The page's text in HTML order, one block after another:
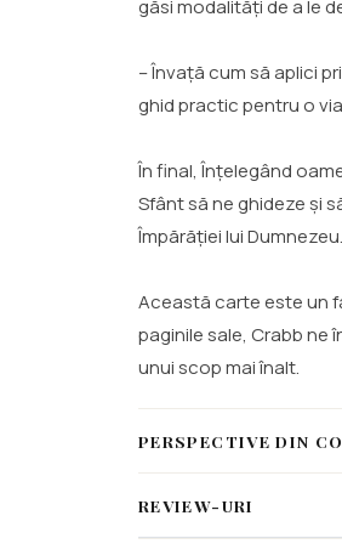
găsi modalități de a le
– Învață cum să aplici
ghid practic pentru o
În final, Înțelegând
Sfânt să ne ghideze și
Împărăției lui
Această carte este un
paginile sale, Crabb ne
unui scop mai înalt.
PERSPECTIVE DIN
REVIEW-URI